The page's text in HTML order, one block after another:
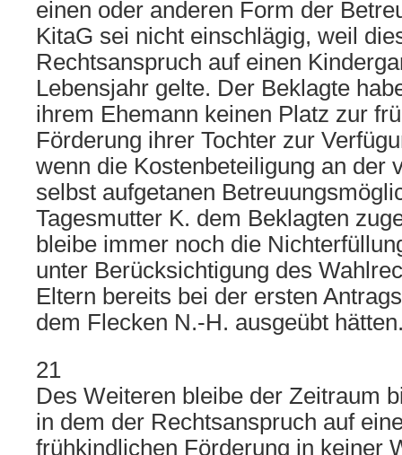
einen oder anderen Form der
KitaG sei nicht einschlägig, weil
Rechtsanspruch auf einen
Lebensjahr gelte. Der Beklagte
ihrem Ehemann keinen Platz zur
Förderung ihrer Tochter zur
wenn die Kostenbeteiligung an der
selbst aufgetanen
Tagesmutter K. dem Beklagten
bleibe immer noch die
unter Berücksichtigung des
Eltern bereits bei der ersten
dem Flecken N.-H. ausgeübt
21
Des Weiteren bleibe der Zeitraum
in dem der Rechtsanspruch auf
frühkindlichen Förderung in keiner